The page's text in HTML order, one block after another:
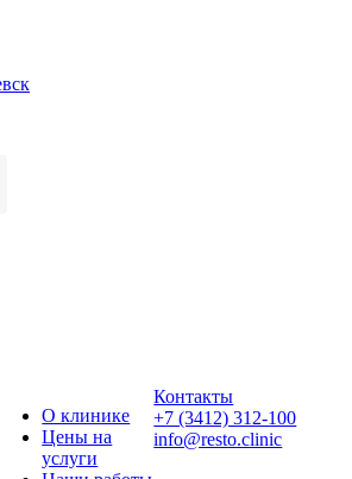
О клинике
Цены на
услуги
Контакты
+7 (3412) 312-100
info@resto.clinic